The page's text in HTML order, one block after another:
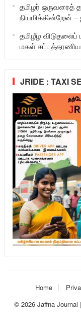
தமிழர் ஒருவரைத்
நியமிக்கின்றேன் –
தமிழீழ
மகள்
JRIDE : TAXI
Home
© 2026 Jaffna Journal